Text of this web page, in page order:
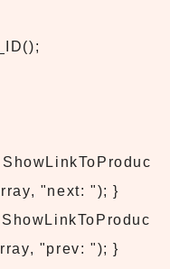
"next: "); }
"prev: "); }